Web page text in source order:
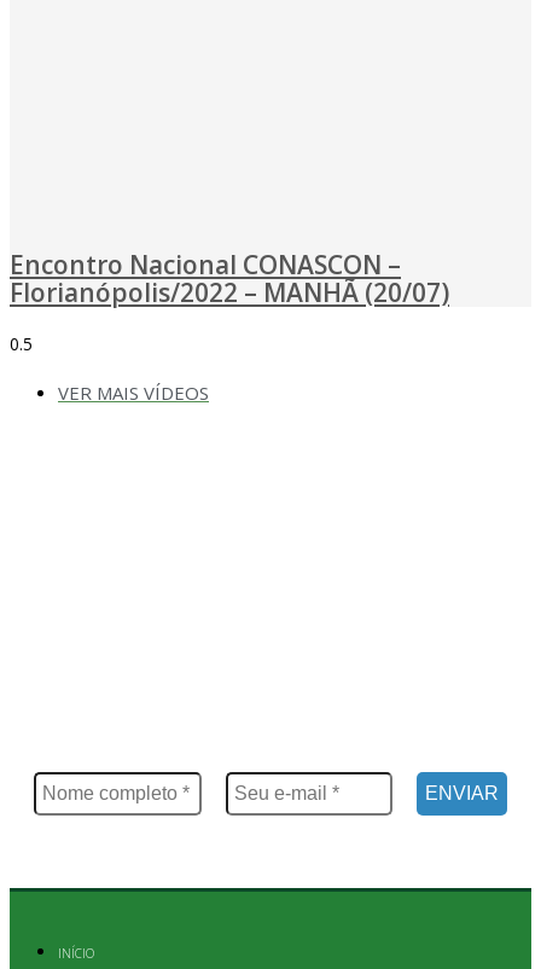
Encontro Nacional CONASCON –
Florianópolis/2022 – MANHÃ (20/07)
VER MAIS VÍDEOS
INÍCIO